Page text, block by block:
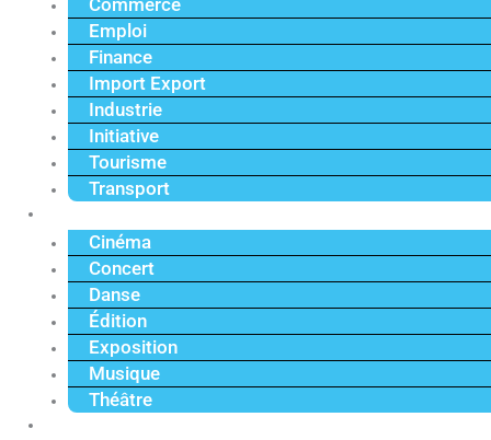
Commerce
Emploi
Finance
Import Export
Industrie
Initiative
Tourisme
Transport
Cinéma
Concert
Danse
Édition
Exposition
Musique
Théâtre